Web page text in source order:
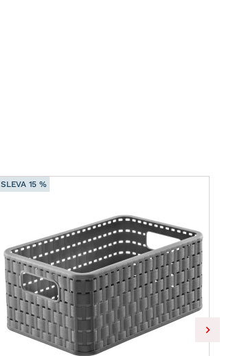
SLEVA 15 %